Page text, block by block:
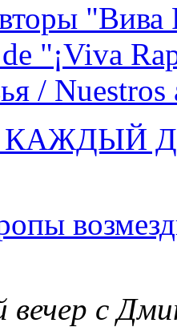
"Вива
"¡Viva
/ Nuestros
вечер с